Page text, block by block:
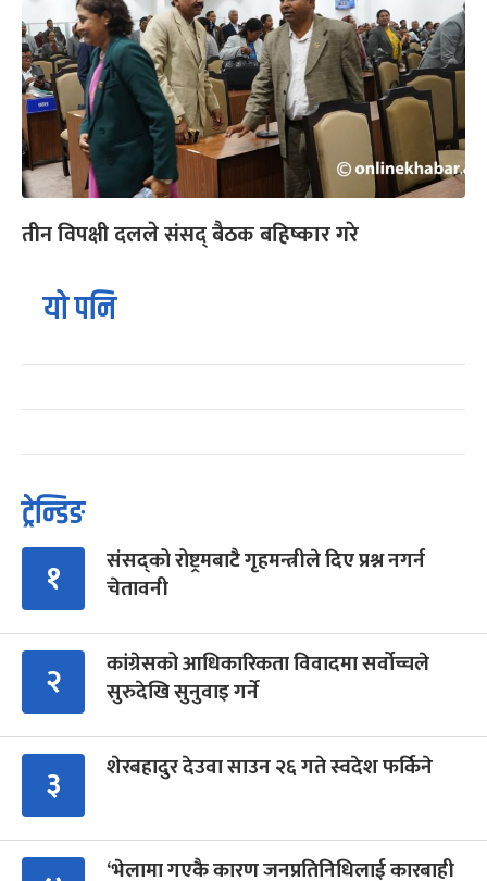
तीन विपक्षी दलले संसद् बैठक बहिष्कार गरे
यो पनि
ट्रेन्डिङ
१
संसद्को रोष्ट्रमबाटै गृहमन्त्रीले दिए प्रश्न नगर्न
चेतावनी
२
कांग्रेसको आधिकारिकता विवादमा सर्वोच्चले
सुरुदेखि सुनुवाइ गर्ने
३ शेरबहादुर देउवा साउन २६ गते स्वदेश फर्किने
‘भेलामा गएकै कारण जनप्रतिनिधिलाई कारबाही